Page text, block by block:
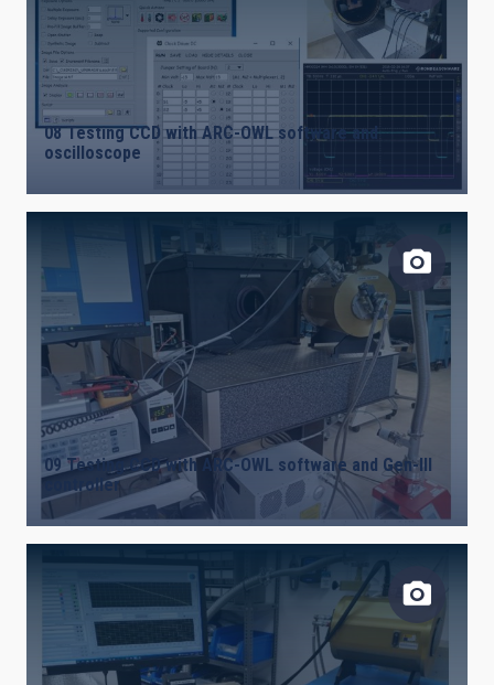
08 Testing CCD with ARC-OWL software and
oscilloscope
09 Testing CCD with ARC-OWL software and Gen-III
controller